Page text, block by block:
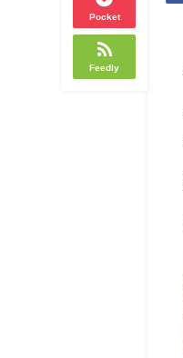
Pocket
Feedly